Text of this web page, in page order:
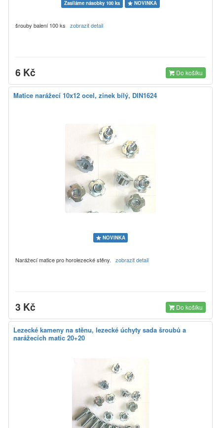
Zasíláme násobky 100 ks NOVINKA
šrouby balení 100 ks zobrazit detail
6 Kč Do košíku
Matice narážecí 10x12 ocel, zinek bílý, DIN1624
NOVINKA
Narážecí matice pro horolezecké stěny. zobrazit detail
3 Kč Do košíku
Lezecké kameny na stěnu, lezecké úchyty sada šroubů a
narážecích matic 20+20